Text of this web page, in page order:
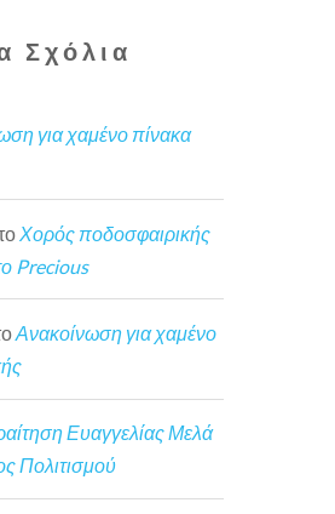
Σχόλια
για χαμένο πίνακα
Χορός ποδοσφαιρικής
Precious
Ανακοίνωση για χαμένο
Ευαγγελίας Μελά
Πολιτισμού